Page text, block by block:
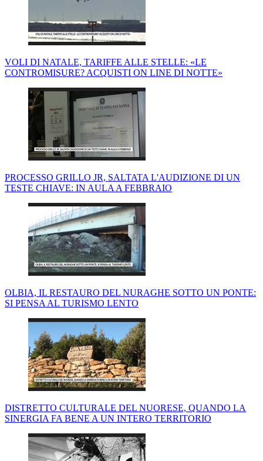
VOLI DI NATALE, TARIFFE ALLE STELLE: «LE
CONTROMISURE? ACQUISTI ON LINE DI NOTTE»
PROCESSO GRILLO JR, SALTATA L'AUDIZIONE DI UN
TESTE CHIAVE: IN AULA A FEBBRAIO
OLBIA, IL RESTAURO DEL NURAGHE SOTTO UN PONTE:
SI PENSA AL TURISMO LENTO
DISTRETTO CULTURALE DEL NUORESE, QUANDO LA
SINERGIA FA BENE A UN INTERO TERRITORIO